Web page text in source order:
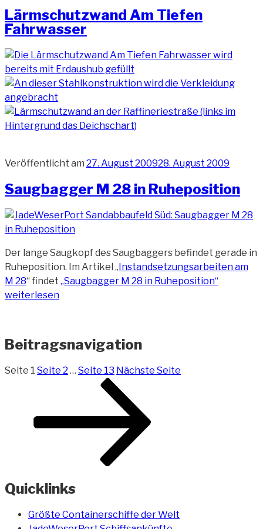
Lärmschutzwand Am Tiefen
Fahrwasser
Veröffentlicht am 27. August 200928. August 2009
Saugbagger M 28 in Ruheposition
Der lange Saugkopf des Saugbaggers befindet gerade in
Ruheposition. Im Artikel „Instandsetzungsarbeiten am
M 28“ findet „Saugbagger M 28 in Ruheposition“
weiterlesen
Beitragsnavigation
Seite 1 Seite 2 … Seite 13 Nächste Seite
Quicklinks
Größte Containerschiffe der Welt